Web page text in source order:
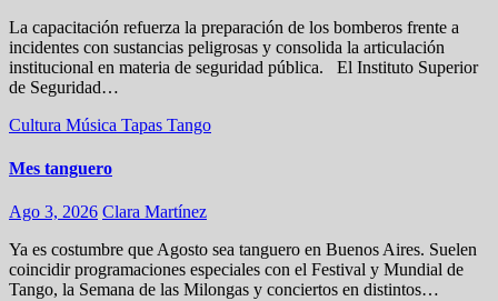
La capacitación refuerza la preparación de los bomberos frente a
incidentes con sustancias peligrosas y consolida la articulación
institucional en materia de seguridad pública. El Instituto Superior
de Seguridad…
Cultura Música Tapas Tango
Mes tanguero
Ago 3, 2026 Clara Martínez
Ya es costumbre que Agosto sea tanguero en Buenos Aires. Suelen
coincidir programaciones especiales con el Festival y Mundial de
Tango, la Semana de las Milongas y conciertos en distintos…